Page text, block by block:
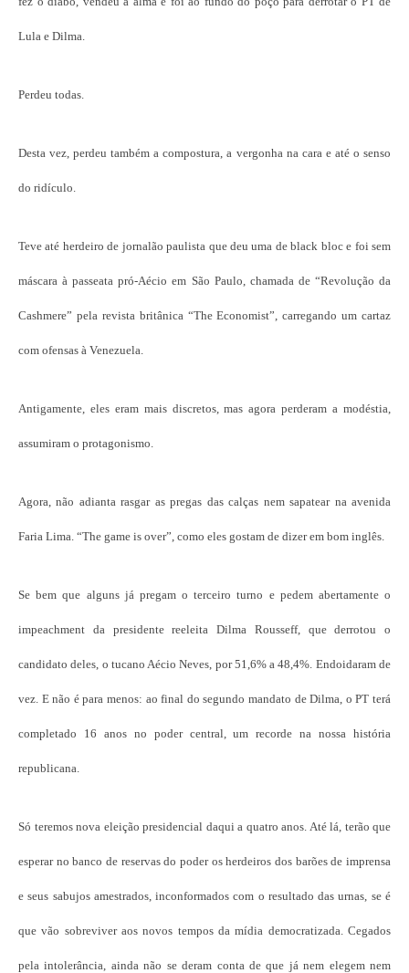
Lula e Dilma.
Perdeu todas.
Desta vez, perdeu também a compostura, a vergonha na cara e até o senso
do ridículo.
Teve até herdeiro de jornalão paulista que deu uma de black bloc e foi sem
máscara à passeata pró-Aécio em São Paulo, chamada de “Revolução da
Cashmere” pela revista britânica “The Economist”, carregando um cartaz
com ofensas à Venezuela.
Antigamente, eles eram mais discretos, mas agora perderam a modéstia,
assumiram o protagonismo.
Agora, não adianta rasgar as pregas das calças nem sapatear na avenida
Faria Lima. “The game is over”, como eles gostam de dizer em bom inglês.
Se bem que alguns já pregam o terceiro turno e pedem abertamente o
impeachment da presidente reeleita Dilma Rousseff, que derrotou o
candidato deles, o tucano Aécio Neves, por 51,6% a 48,4%. Endoidaram de
vez. E não é para menos: ao final do segundo mandato de Dilma, o PT terá
completado 16 anos no poder central, um recorde na nossa história
republicana.
Só teremos nova eleição presidencial daqui a quatro anos. Até lá, terão que
esperar no banco de reservas do poder os herdeiros dos barões de imprensa
e seus sabujos amestrados, inconformados com o resultado das urnas, se é
que vão sobreviver aos novos tempos da mídia democratizada. Cegados
pela intolerância, ainda não se deram conta de que já nem elegem nem